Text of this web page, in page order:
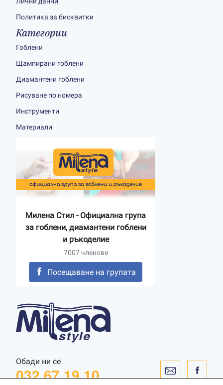
Обади ни се
032 67 19 10
Политика за бисквитки
Категории
Гоблени
Щампирани гоблени
Диамантени гоблени
Рисуване по номера
Инструменти
Материали
Милена Стил - Официална група
за гоблени, диамантени гоблени
и ръкоделие
7007 членове
Посещаване на групата